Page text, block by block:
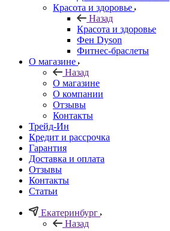
Красота и здоровье
Назад
Красота и здоровье
Фен Dyson
Фитнес-браслеты
О магазине
Назад
О магазине
О компании
Отзывы
Контакты
Трейд-Ин
Кредит и рассрочка
Гарантия
Доставка и оплата
Отзывы
Контакты
Статьи
Екатеринбург
Назад